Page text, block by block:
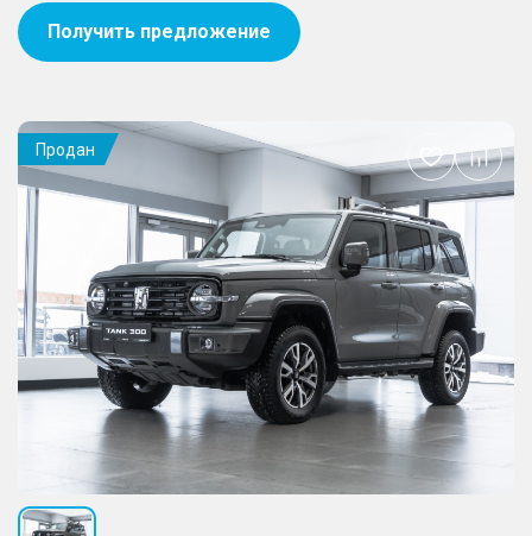
Получить предложение
Продан
Добавить
в
избранное